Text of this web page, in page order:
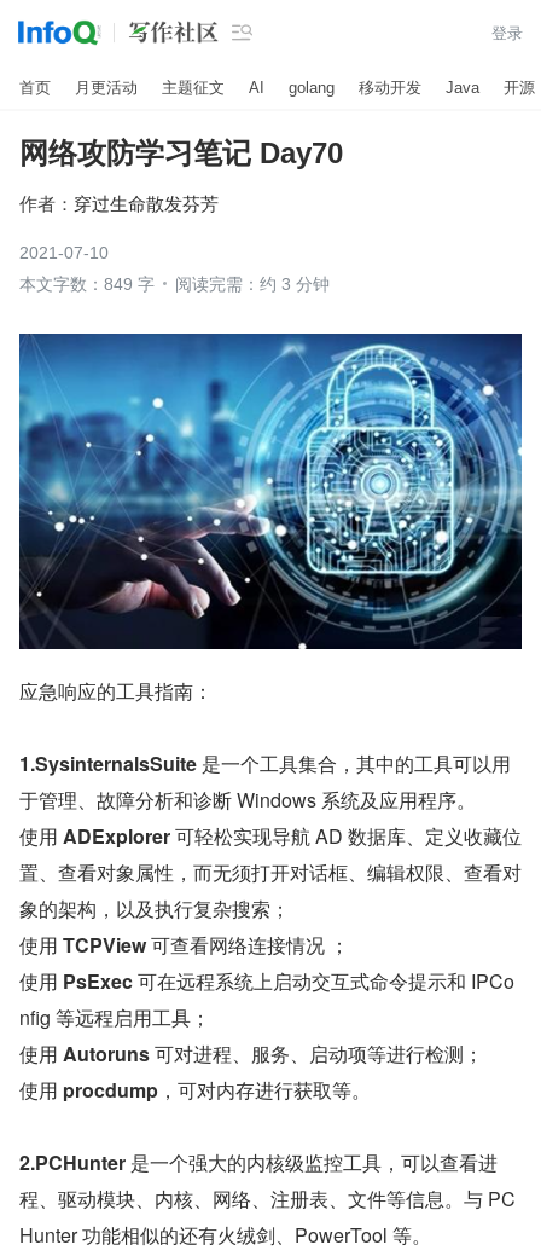
 登录
首页 月更活动 主题征文 AI golang 移动开发 Java 开源
网络攻防学习笔记 Day70
作者： 穿过生命散发芬芳
2021-07-10
本文字数：849 字
阅读完需：约 3 分钟
应急响应的工具指南：
1.SysinternalsSuite 是一个工具集合，其中的工具可以用
于管理、故障分析和诊断 Windows 系统及应用程序。
使用 ADExplorer 可轻松实现导航 AD 数据库、定义收藏位
置、查看对象属性，而无须打开对话框、编辑权限、查看对
象的架构，以及执行复杂搜索；
使用 TCPView 可查看网络连接情况 ；
使用 PsExec 可在远程系统上启动交互式命令提示和 IPCo
nfig 等远程启用工具；
使用 Autoruns 可对进程、服务、启动项等进行检测；
使用 procdump ，可对内存进行获取等。
2.PCHunter 是一个强大的内核级监控工具，可以查看进
程、驱动模块、内核、网络、注册表、文件等信息。与 PC
Hunter 功能相似的还有火绒剑、PowerTool 等。